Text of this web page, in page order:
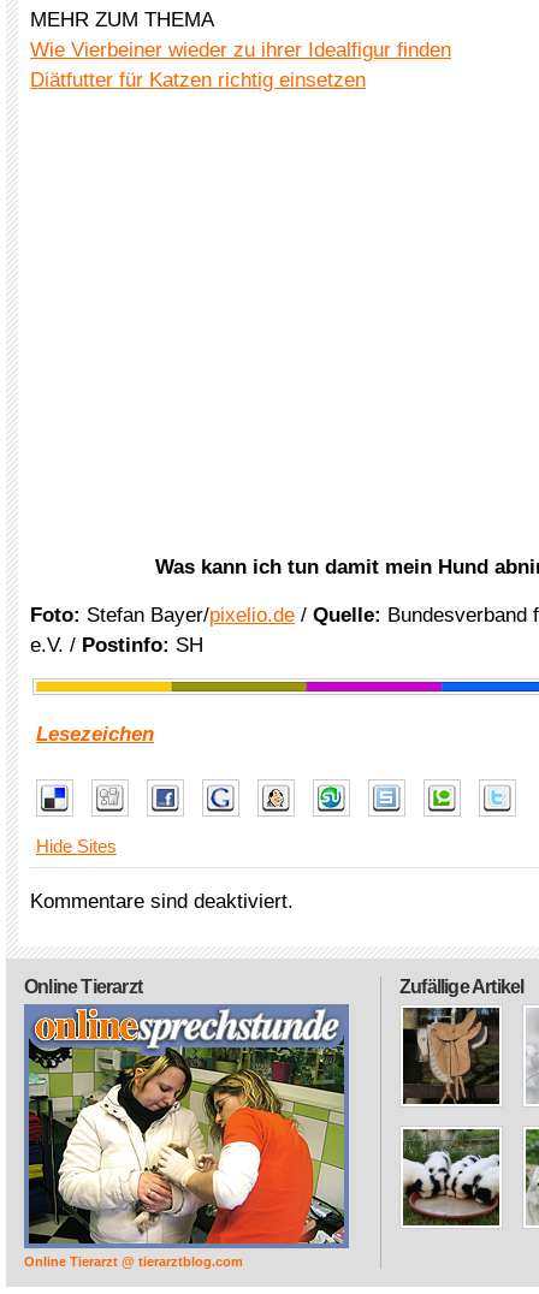
MEHR ZUM THEMA
Wie Vierbeiner wieder zu ihrer Idealfigur finden
Diätfutter für Katzen richtig einsetzen
Was kann ich tun damit mein Hund
Foto: Stefan Bayer/pixelio.de / Quelle: Bundesverband
e.V. / Postinfo: SH
Lesezeichen
Hide Sites
Kommentare sind deaktiviert.
Zufällige Artikel
Online Tierarzt
Online Tierarzt @ tierarztblog.com